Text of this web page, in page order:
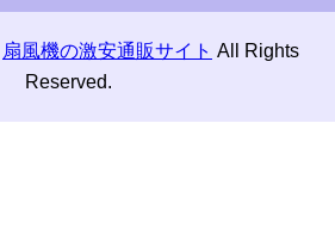
扇風機の激安通販サイト All Rights
Reserved.